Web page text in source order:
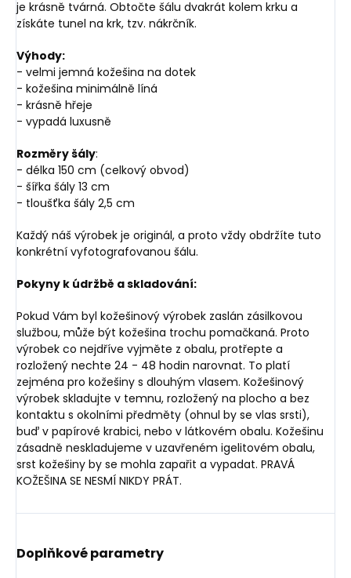
je krásně tvárná. Obtočte šálu dvakrát kolem krku a
získáte tunel na krk, tzv. nákrčník.
Výhody:
- velmi jemná kožešina na dotek
- kožešina minimálně líná
- krásně hřeje
- vypadá luxusně
Rozměry šály:
- délka 150 cm (celkový obvod)
- šířka šály 13 cm
- tloušťka šály 2,5 cm
Každý náš výrobek je originál, a proto vždy obdržíte tuto
konkrétní vyfotografovanou šálu.
Pokyny k údržbě a skladování:
Pokud Vám byl kožešinový výrobek zaslán zásilkovou
službou, může být kožešina trochu pomačkaná. Proto
výrobek co nejdříve vyjměte z obalu, protřepte a
rozložený nechte 24 - 48 hodin narovnat. To platí
zejména pro kožešiny s dlouhým vlasem. Kožešinový
výrobek skladujte v temnu, rozložený na plocho a bez
kontaktu s okolními předměty (ohnul by se vlas srsti),
buď v papírové krabici, nebo v látkovém obalu. Kožešinu
zásadně neskladujeme v uzavřeném igelitovém obalu,
srst kožešiny by se mohla zapařit a vypadat. PRAVÁ
KOŽEŠINA SE NESMÍ NIKDY PRÁT.
Doplňkové parametry